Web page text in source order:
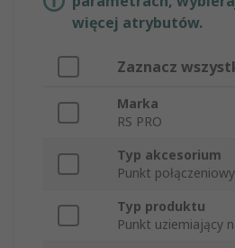
więcej atrybutów.
Zaznacz
Marka
RS PRO
Typ akcesorium
Punkt
Typ produktu
Punkt uziemiający